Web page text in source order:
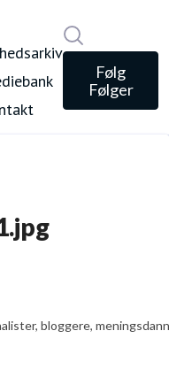
Følg
Følger
bloggere,